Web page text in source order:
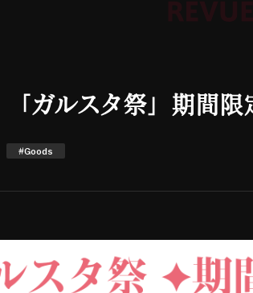
「ガルスタ祭」期間
#Goods